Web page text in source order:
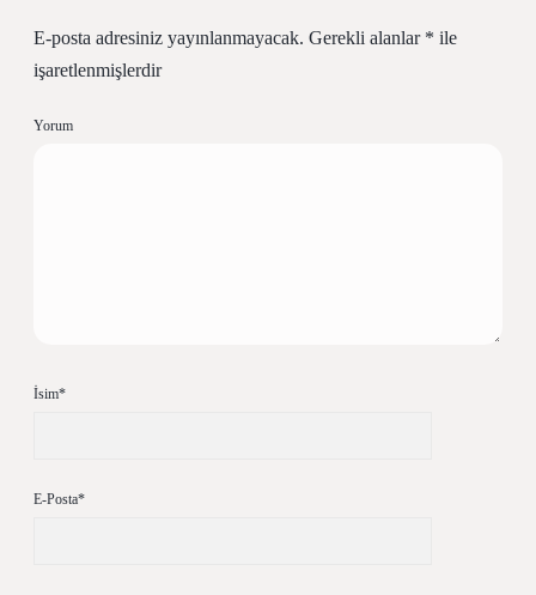
E-posta adresiniz yayınlanmayacak. Gerekli alanlar * ile
işaretlenmişlerdir
Yorum
İsim*
E-Posta*